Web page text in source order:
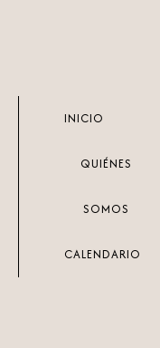
INICIO
QUIÉNES
SOMOS
CALENDARIO